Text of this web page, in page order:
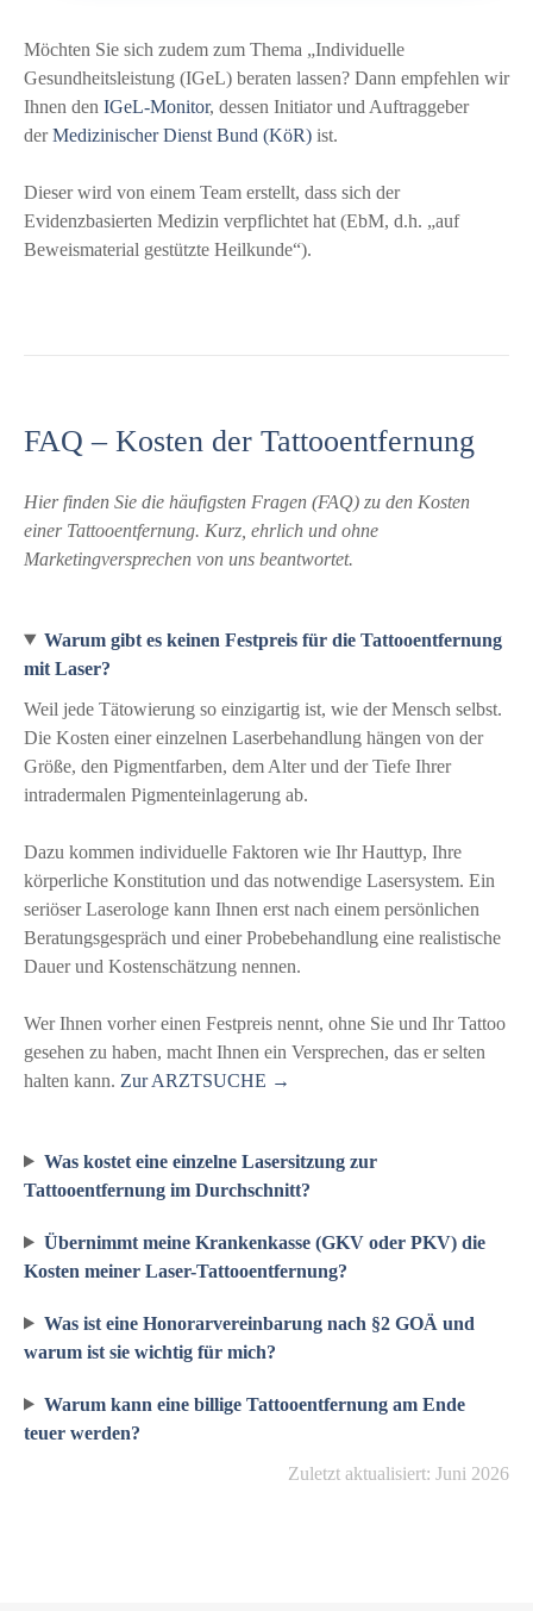
Möchten Sie sich zudem zum Thema „Individuelle
Gesundheitsleistung (IGeL) beraten lassen? Dann empfehlen wir
Ihnen den IGeL-Monitor, dessen Initiator und Auftraggeber
derMedizinischer Dienst Bund (KöR) ist.
Dieser wird von einem Team erstellt, dass sich der
Evidenzbasierten Medizin verpflichtet hat (EbM, d.h. „auf
Beweismaterial gestützte Heilkunde“).
FAQ – Kosten der Tattooentfernung
Hier finden Sie die häufigsten Fragen (FAQ) zu den Kosten
einer Tattooentfernung. Kurz, ehrlich und ohne
Marketingversprechen von uns beantwortet.
Warum gibt es keinen Festpreis für die Tattooentfernung
mit Laser?
Weil jede Tätowierung so einzigartig ist, wie der Mensch selbst.
Die Kosten einer einzelnen Laserbehandlung hängen von der
Größe, den Pigmentfarben, dem Alter und der Tiefe Ihrer
intradermalen Pigmenteinlagerung ab.
Dazu kommen individuelle Faktoren wie Ihr Hauttyp, Ihre
körperliche Konstitution und das notwendige Lasersystem. Ein
seriöser Laserologe kann Ihnen erst nach einem persönlichen
Beratungsgespräch und einer Probebehandlung eine realistische
Dauer und Kostenschätzung nennen.
Wer Ihnen vorher einen Festpreis nennt, ohne Sie und Ihr Tattoo
gesehen zu haben, macht Ihnen ein Versprechen, das er selten
halten kann. Zur ARZTSUCHE →
Was kostet eine einzelne Lasersitzung zur
Tattooentfernung im Durchschnitt?
Übernimmt meine Krankenkasse (GKV oder PKV) die
Kosten meiner Laser-Tattooentfernung?
Was ist eine Honorarvereinbarung nach §2 GOÄ und
warum ist sie wichtig für mich?
Warum kann eine billige Tattooentfernung am Ende
teuer werden?
Zuletzt aktualisiert: Juni 2026